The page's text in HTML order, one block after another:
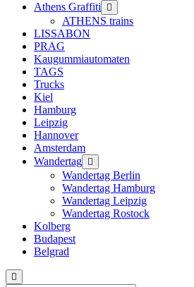
Athens Graffiti
Menü
öffnen
ATHENS trains
LISSABON
PRAG
Kaugummiautomaten
TAGS
Trucks
Kiel
Hamburg
Leipzig
Hannover
Amsterdam
Wandertag Menü
öffnen
Wandertag Berlin
Wandertag Hamburg
Wandertag Leipzig
Wandertag Rostock
Kolberg
Budapest
Belgrad